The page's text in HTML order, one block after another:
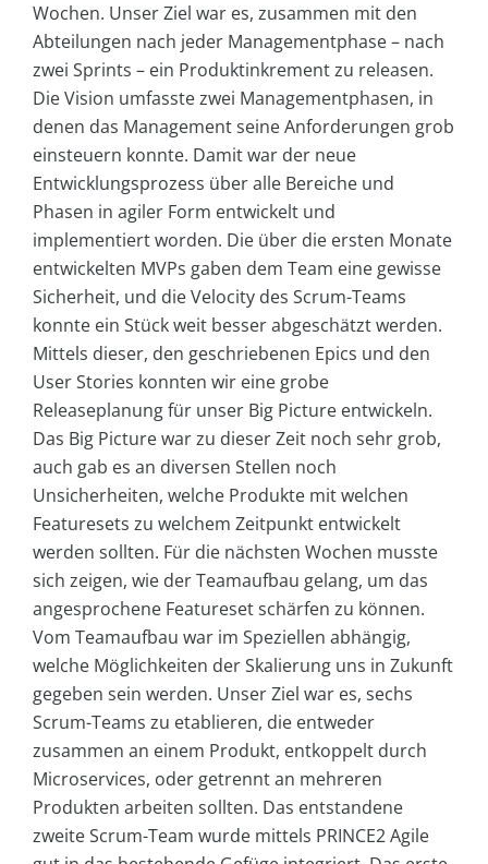
Wochen. Unser Ziel war es, zusammen mit den
Abteilungen nach jeder Managementphase – nach
zwei Sprints – ein Produktinkrement zu releasen.
Die Vision umfasste zwei Managementphasen, in
denen das Management seine Anforderungen grob
einsteuern konnte. Damit war der neue
Entwicklungsprozess über alle Bereiche und
Phasen in agiler Form entwickelt und
implementiert worden. Die über die ersten Monate
entwickelten MVPs gaben dem Team eine gewisse
Sicherheit, und die Velocity des Scrum-Teams
konnte ein Stück weit besser abgeschätzt werden.
Mittels dieser, den geschriebenen Epics und den
User Stories konnten wir eine grobe
Releaseplanung für unser Big Picture entwickeln.
Das Big Picture war zu dieser Zeit noch sehr grob,
auch gab es an diversen Stellen noch
Unsicherheiten, welche Produkte mit welchen
Featuresets zu welchem Zeitpunkt entwickelt
werden sollten. Für die nächsten Wochen musste
sich zeigen, wie der Teamaufbau gelang, um das
angesprochene Featureset schärfen zu können.
Vom Teamaufbau war im Speziellen abhängig,
welche Möglichkeiten der Skalierung uns in Zukunft
gegeben sein werden. Unser Ziel war es, sechs
Scrum-Teams zu etablieren, die entweder
zusammen an einem Produkt, entkoppelt durch
Microservices, oder getrennt an mehreren
Produkten arbeiten sollten. Das entstandene
zweite Scrum-Team wurde mittels PRINCE2 Agile